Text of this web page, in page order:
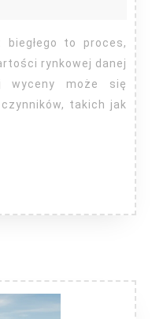
rynkowej danej
wyceny może się
takich jak